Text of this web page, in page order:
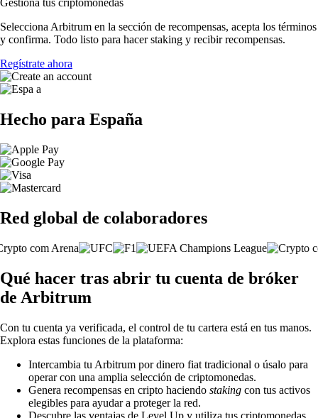
Gestiona tus criptomonedas
Selecciona Arbitrum en la sección de recompensas, acepta los términos
y confirma. Todo listo para hacer staking y recibir recompensas.
Regístrate ahora
Hecho para España
Red global de colaboradores
Qué hacer tras abrir tu cuenta de bróker
de Arbitrum
Con tu cuenta ya verificada, el control de tu cartera está en tus manos.
Explora estas funciones de la plataforma:
Intercambia tu Arbitrum por dinero fiat tradicional o úsalo para
operar con una amplia selección de criptomonedas.
Genera recompensas en cripto haciendo staking con tus activos
elegibles para ayudar a proteger la red.
Descubre las ventajas de Level Up y utiliza tus criptomonedas